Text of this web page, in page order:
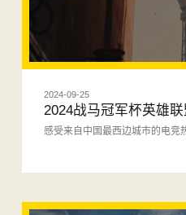
2024-09-25
2024战马冠军杯英雄
感受来自中国最西边城市的电竞